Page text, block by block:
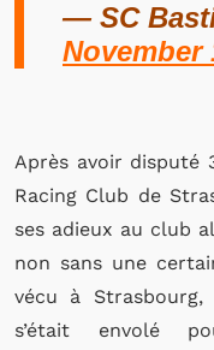
— SC
November
Après avoir disputé
Racing Club de
ses adieux au club
non sans une
vécu à Strasbourg,
s’était envolé